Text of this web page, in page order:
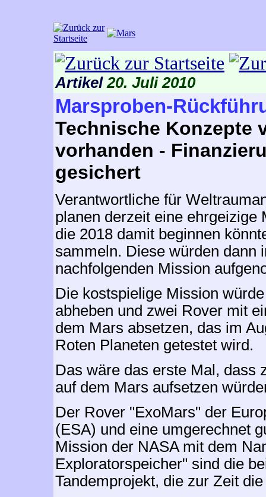
Artikel 20. Juli 2010
Marsproben-
Technische Konzepte
vorhanden -
gesichert
Verantwortliche für
planen derzeit eine ehrgeizige
die 2018 damit beginnen
sammeln. Diese würden dann
nachfolgenden Mission
Die kostspielige Mission
abheben und zwei Rover mit
dem Mars absetzen, das im
Roten Planeten getestet wird.
Das wäre das erste Mal, dass
auf dem Mars aufsetzen
Der Rover "ExoMars" der
(ESA) und eine umgerechnet
Mission der NASA mit dem
Exploratorspeicher" sind die
Tandemprojekt, die zur Zeit